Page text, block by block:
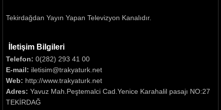
Tekirdağdan Yayın Yapan Televizyon Kanalıdır.
İletişim Bilgileri
Telefon: 0(282) 293 41 00
E-mail: iletisim@trakyaturk.net
Web: http://www.trakyaturk.net
Adres: Yavuz Mah.Peştemalci Cad.Yenice Karahalil pasajı NO:27
TEKİRDAĞ